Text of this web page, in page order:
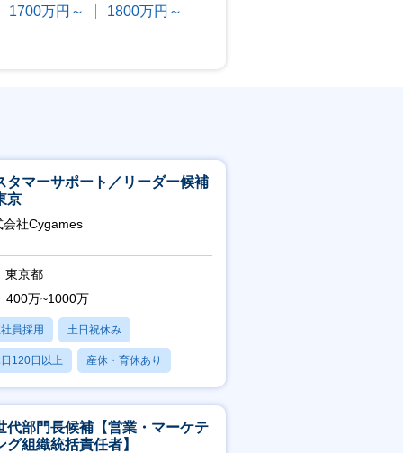
1700万円～
1800万円～
タマーサポート／リーダー候補
京
会社Cygames
東京都
400万~1000万
員採用 土日祝休み
120日以上 産休・育休あり
業20時間以内
代部門長候補【営業・マーケテ
グ組織統括責任者】